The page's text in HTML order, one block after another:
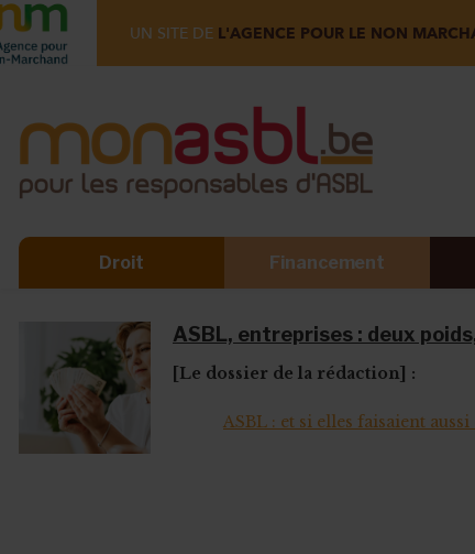
UN SITE DE L'AGENCE POUR LE NON
Droit Financement
ASBL, entreprises : deux
[Le dossier de la rédaction] :
ASBL : et si elles faisaient